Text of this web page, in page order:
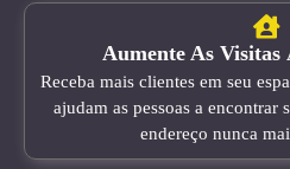
Aumente As Visitas
Receba mais clientes em seu
ajudam as pessoas a encontrar
endereço nunca